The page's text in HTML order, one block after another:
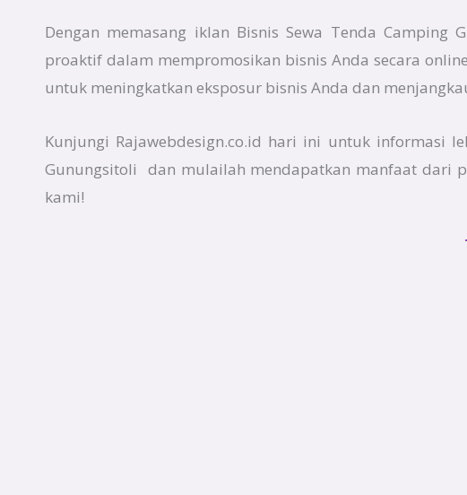
Dengan memasang iklan Bisnis Sewa Tenda Camping
proaktif dalam mempromosikan bisnis Anda secara
untuk meningkatkan eksposur bisnis Anda dan
Kunjungi Rajawebdesign.co.id hari ini untuk informasi
Gunungsitoli dan mulailah mendapatkan manfaat dari
kami!